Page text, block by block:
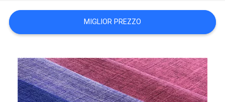
MAPPA
DEL
PRIVACY
POLICY
MIGLIOR PREZZO